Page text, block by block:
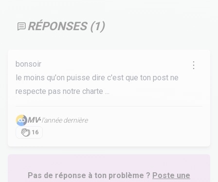
RÉPONSES (1)
bonsoir
le moins qu'on puisse dire c'est que ton post ne
respecte pas notre charte ...
MV•l’année dernière
16
Pas de réponse à ton problème ? Poste une